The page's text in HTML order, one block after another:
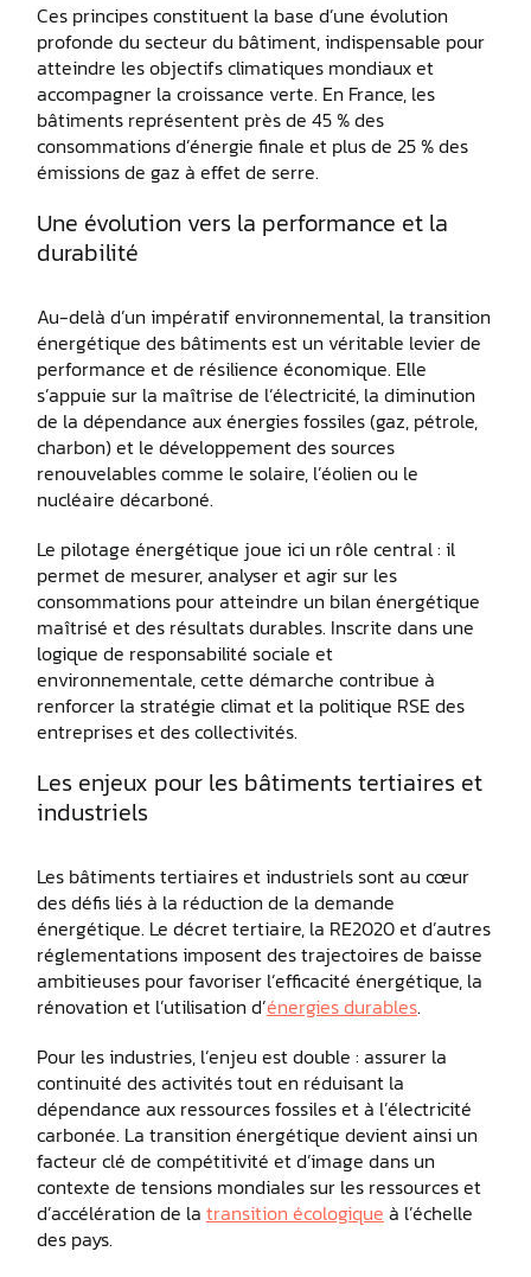
Ces principes constituent la base d’une évolution
profonde du secteur du bâtiment, indispensable pour
atteindre les objectifs climatiques mondiaux et
accompagner la croissance verte. En France, les
bâtiments représentent près de 45 % des
consommations d’énergie finale et plus de 25 % des
émissions de gaz à effet de serre.
Une évolution vers la performance et la
durabilité
Au-delà d’un impératif environnemental, la transition
énergétique des bâtiments est un véritable levier de
performance et de résilience économique. Elle
s’appuie sur la maîtrise de l’électricité, la diminution
de la dépendance aux énergies fossiles (gaz, pétrole,
charbon) et le développement des sources
renouvelables comme le solaire, l’éolien ou le
nucléaire décarboné.
Le pilotage énergétique joue ici un rôle central : il
permet de mesurer, analyser et agir sur les
consommations pour atteindre un bilan énergétique
maîtrisé et des résultats durables. Inscrite dans une
logique de responsabilité sociale et
environnementale, cette démarche contribue à
renforcer la stratégie climat et la politique RSE des
entreprises et des collectivités.
Les enjeux pour les bâtiments tertiaires et
industriels
Les bâtiments tertiaires et industriels sont au cœur
des défis liés à la réduction de la demande
énergétique. Le décret tertiaire, la RE2020 et d’autres
réglementations imposent des trajectoires de baisse
ambitieuses pour favoriser l’efficacité énergétique, la
rénovation et l’utilisation d’énergies durables.
Pour les industries, l’enjeu est double : assurer la
continuité des activités tout en réduisant la
dépendance aux ressources fossiles et à l’électricité
carbonée. La transition énergétique devient ainsi un
facteur clé de compétitivité et d’image dans un
contexte de tensions mondiales sur les ressources et
d’accélération de la transition écologique à l’échelle
des pays.